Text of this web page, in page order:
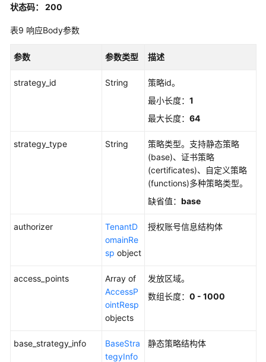
资
支
持
权
状态码： 200
表9 响应Body参数
参数 参数类型 描述
strategy_id String
策略id。
最小长度： 1
最大长度： 64
strategy_type String
策略类型。支持静态策略
(base)、证书策略
(certificates)、自定义策略
(functions)多种策略类型。
缺省值： base
authorizer
TenantD
omainRe
sp object
授权账号信息结构体
access_points
Array of
AccessP
ointResp
objects
发放区域。
数组长度： 0 - 1000
base_strategy_info
BaseStra
tegyInfo
静态策略结构体